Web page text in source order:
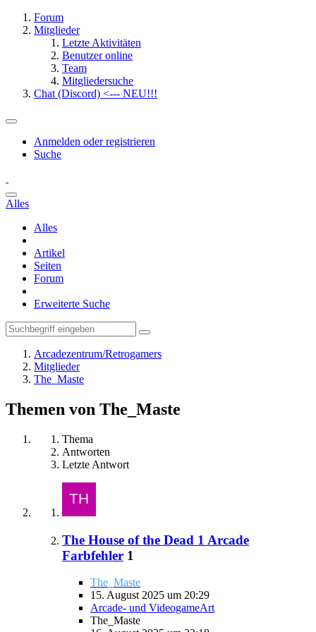
Forum
Mitglieder
Letzte Aktivitäten
Benutzer online
Team
Mitgliedersuche
Chat (Discord) <--- NEU!!!
Anmelden oder registrieren
Suche
Alles
Alles
Artikel
Seiten
Forum
Erweiterte Suche
Arcadezentrum/Retrogamers
Mitglieder
The_Maste
Themen von The_Maste
Thema
Antworten
Letzte Antwort
The House of the Dead 1 Arcade
Farbfehler 1
The_Maste
15. August 2025 um 20:29
Arcade- und VideogameArt
The_Maste